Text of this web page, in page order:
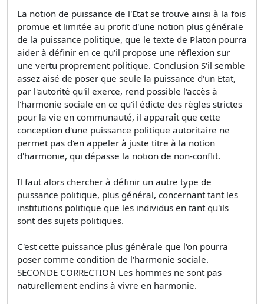
La notion de puissance de l'Etat se trouve ainsi à la fois
promue et limitée au profit d'une notion plus générale
de la puissance politique, que le texte de Platon pourra
aider à définir en ce qu'il propose une réflexion sur
une vertu proprement politique. Conclusion S'il semble
assez aisé de poser que seule la puissance d'un Etat,
par l'autorité qu'il exerce, rend possible l'accès à
l'harmonie sociale en ce qu'il édicte des règles strictes
pour la vie en communauté, il apparaît que cette
conception d'une puissance politique autoritaire ne
permet pas d'en appeler à juste titre à la notion
d'harmonie, qui dépasse la notion de non-conflit.
Il faut alors chercher à définir un autre type de
puissance politique, plus général, concernant tant les
institutions politique que les individus en tant qu'ils
sont des sujets politiques.
C'est cette puissance plus générale que l'on pourra
poser comme condition de l'harmonie sociale.
SECONDE CORRECTION Les hommes ne sont pas
naturellement enclins à vivre en harmonie.